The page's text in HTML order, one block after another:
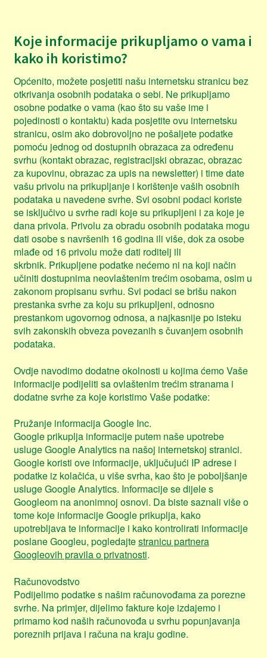
Koje informacije prikupljamo o vama i
kako ih koristimo?
Općenito, možete posjetiti našu internetsku stranicu bez
otkrivanja osobnih podataka o sebi. Ne prikupljamo
osobne podatke o vama (kao što su vaše ime i
pojedinosti o kontaktu) kada posjetite ovu internetsku
stranicu, osim ako dobrovoljno ne pošaljete podatke
pomoću jednog od dostupnih obrazaca za određenu
svrhu (kontakt obrazac, registracijski obrazac, obrazac
za kupovinu, obrazac za upis na newsletter) i time date
vašu privolu na prikupljanje i korištenje vaših osobnih
podataka u navedene svrhe. Svi osobni podaci koriste
se isključivo u svrhe radi koje su prikupljeni i za koje je
dana privola. Privolu za obradu osobnih podataka mogu
dati osobe s navršenih 16 godina ili više, dok za osobe
mlađe od 16 privolu može dati roditelj ili
skrbnik. Prikupljene podatke nećemo ni na koji način
učiniti dostupnima neovlaštenim trećim osobama, osim u
zakonom propisanu svrhu. Svi podaci se brišu nakon
prestanka svrhe za koju su prikupljeni, odnosno
prestankom ugovornog odnosa, a najkasnije po isteku
svih zakonskih obveza povezanih s čuvanjem osobnih
podataka.
Ovdje navodimo dodatne okolnosti u kojima ćemo Vaše
informacije podijeliti sa ovlaštenim trećim stranama i
dodatne svrhe za koje koristimo Vaše podatke:
Pružanje informacija Google Inc.
Google prikuplja informacije putem naše upotrebe
usluge Google Analytics na našoj internetskoj stranici.
Google koristi ove informacije, uključujući IP adrese i
podatke iz kolačića, u više svrha, kao što je poboljšanje
usluge Google Analytics. Informacije se dijele s
Googleom na anonimnoj osnovi. Da biste saznali više o
tome koje informacije Google prikuplja, kako
upotrebljava te informacije i kako kontrolirati informacije
poslane Googleu, pogledajtestranicu partnera
Googleovih pravila o privatnosti.
Računovodstvo
Podijelimo podatke s našim računovođama za porezne
svrhe. Na primjer, dijelimo fakture koje izdajemo i
primamo kod naših računovođa u svrhu popunjavanja
poreznih prijava i računa na kraju godine.